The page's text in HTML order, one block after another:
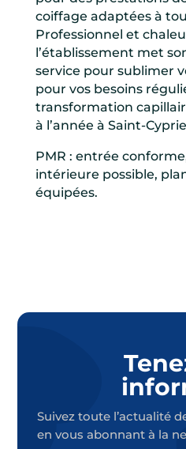
coiffage adaptées à
Professionnel et
l’établissement met
service pour sublimer
pour vos besoins
transformation
à l’année à Saint-
PMR : entrée
intérieure possible,
équipées.
Suivez toute l’actualité
en vous abonnant à la